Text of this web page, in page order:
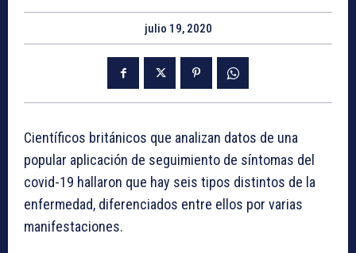
julio 19, 2020
Científicos británicos que analizan datos de una
popular aplicación de seguimiento de síntomas del
covid-19 hallaron que hay seis tipos distintos de la
enfermedad, diferenciados entre ellos por varias
manifestaciones.